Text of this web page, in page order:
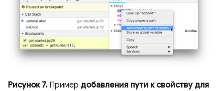
Рисунок 7. Пример добавления пути к свойству для